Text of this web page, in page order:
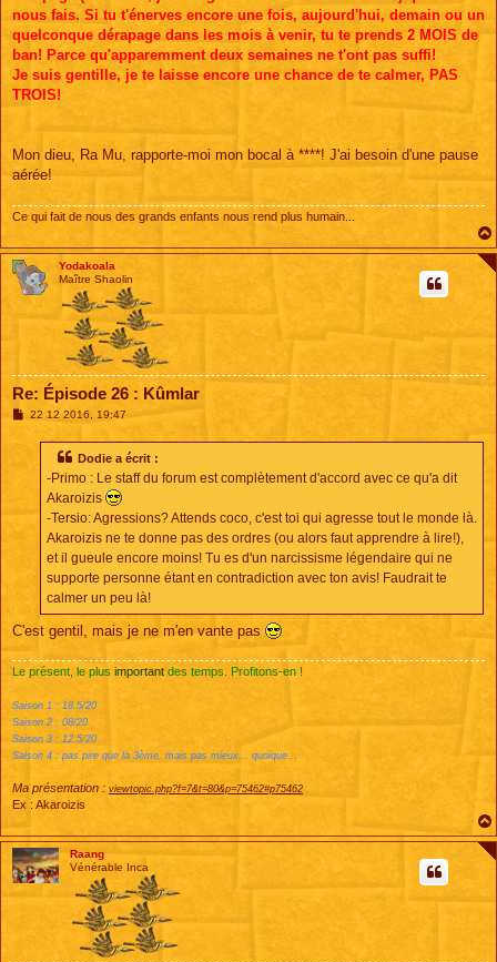
nous fais. Si tu t'énerves encore une fois, aujourd'hui, demain ou un
quelconque dérapage dans les mois à venir, tu te prends 2 MOIS de
ban! Parce qu'apparemment deux semaines ne t'ont pas suffi!
Je suis gentille, je te laisse encore une chance de te calmer, PAS
TROIS!
Mon dieu, Ra Mu, rapporte-moi mon bocal à ****! J'ai besoin d'une pause
aérée!
Ce qui fait de nous des grands enfants nous rend plus humain...
Yodakoala
Maître Shaolin
Re: Épisode 26 : Kûmlar
M22 12 2016, 19:47
Dodie a écrit :
-Primo : Le staff du forum est complètement d'accord avec ce qu'a dit
Akaroizis
-Tersio: Agressions? Attends coco, c'est toi qui agresse tout le monde là.
Akaroizis ne te donne pas des ordres (ou alors faut apprendre à lire!),
et il gueule encore moins! Tu es d'un narcissisme légendaire qui ne
supporte personne étant en contradiction avec ton avis! Faudrait te
calmer un peu là!
C'est gentil, mais je ne m'en vante pas
Le présent, le plus important des temps. Profitons-en !
Saison 1 : 18.5/20
Saison 2 : 08/20
Saison 3 : 12.5/20
Saison 4 : pas pire que la 3ème, mais pas mieux... quoique...
Ma présentation : viewtopic.php?f=7&t=80&p=75462#p75462
Ex : Akaroizis
Raang
Vénérable Inca